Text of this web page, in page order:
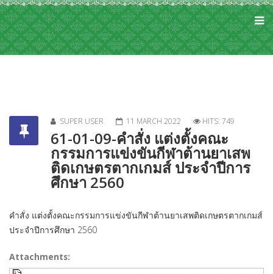
SUPER USER 11 MARCH 2022 HITS: 749
61-01-09-คำสั่ง แต่งตั้งคณะ
กรรมการแข่งขันกีฬาต้านยาเสพ
ติดเกษตรตากเกมส์ ประจำปีการ
ศึกษา 2560
คำสั่ง แต่งตั้งคณะกรรมการแข่งขันกีฬาต้านยาเสพติดเกษตรตากเกมส์
ประจำปีการศึกษา 2560
Attachments: